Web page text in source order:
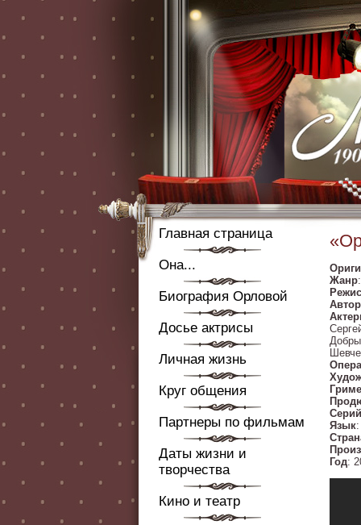
Главная страница
Она...
Биография Орловой
Досье актрисы
Личная жизнь
Круг общения
Партнеры по фильмам
Даты жизни и
творчества
Кино и театр
Жанр
Серий
Язык
Год: